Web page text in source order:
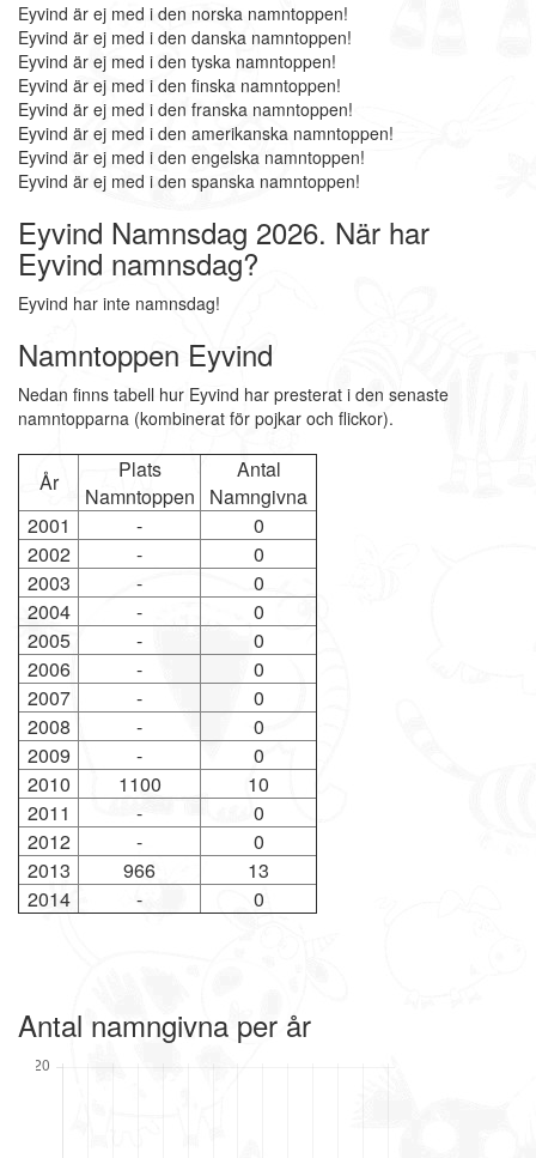
Eyvind är ej med i den norska namntoppen!
Eyvind är ej med i den danska namntoppen!
Eyvind är ej med i den tyska namntoppen!
Eyvind är ej med i den finska namntoppen!
Eyvind är ej med i den franska namntoppen!
Eyvind är ej med i den amerikanska namntoppen!
Eyvind är ej med i den engelska namntoppen!
Eyvind är ej med i den spanska namntoppen!
Eyvind Namnsdag 2026. När har
Eyvind namnsdag?
Eyvind har inte namnsdag!
Namntoppen Eyvind
Nedan finns tabell hur Eyvind har presterat i den senaste
namntopparna (kombinerat för pojkar och flickor).
År
Plats
Namntoppen
Antal
Namngivna
2001
-
0
2002
-
0
2003
-
0
2004
-
0
2005
-
0
2006
-
0
2007
-
0
2008
-
0
2009
-
0
2010
1100
10
2011
-
0
2012
-
0
2013
966
13
2014
- 0
Antal namngivna per år